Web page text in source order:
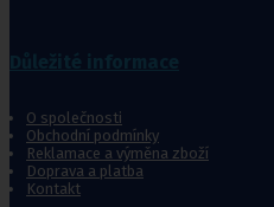
O společnosti
Obchodní podmínky
Reklamace a výměna zboží
Doprava a platba
Kontakt